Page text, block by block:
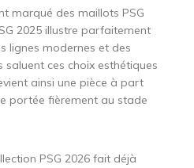
marqué des maillots PSG
2025 illustre parfaitement
lignes modernes et des
saluent ces choix esthétiques
ainsi une pièce à part
portée fièrement au stade
PSG 2026 fait déjà